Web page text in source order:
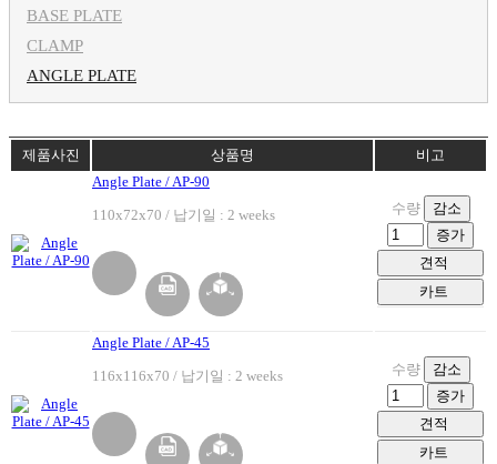
BASE PLATE
CLAMP
ANGLE PLATE
제품사진 상품명
비고
Angle Plate / AP-90
110x72x70 / 납기일 : 2 weeks
수량
감소
증가
견적
카트
Angle Plate / AP-45
116x116x70 / 납기일 : 2 weeks
수량
감소
증가
견적
카트